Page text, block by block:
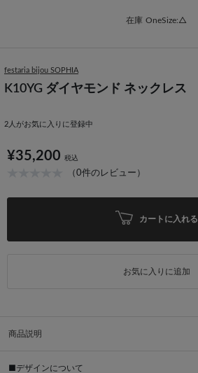
在庫 OneSize:△
festaria bijou SOPHIA
K10YG ダイヤモンド ネックレス
2 人がお気に入りに登録中
¥35,200 税込
（0件のレビュー）
カートに入れる
お気に入りに追加
商品説明
■デザインについて